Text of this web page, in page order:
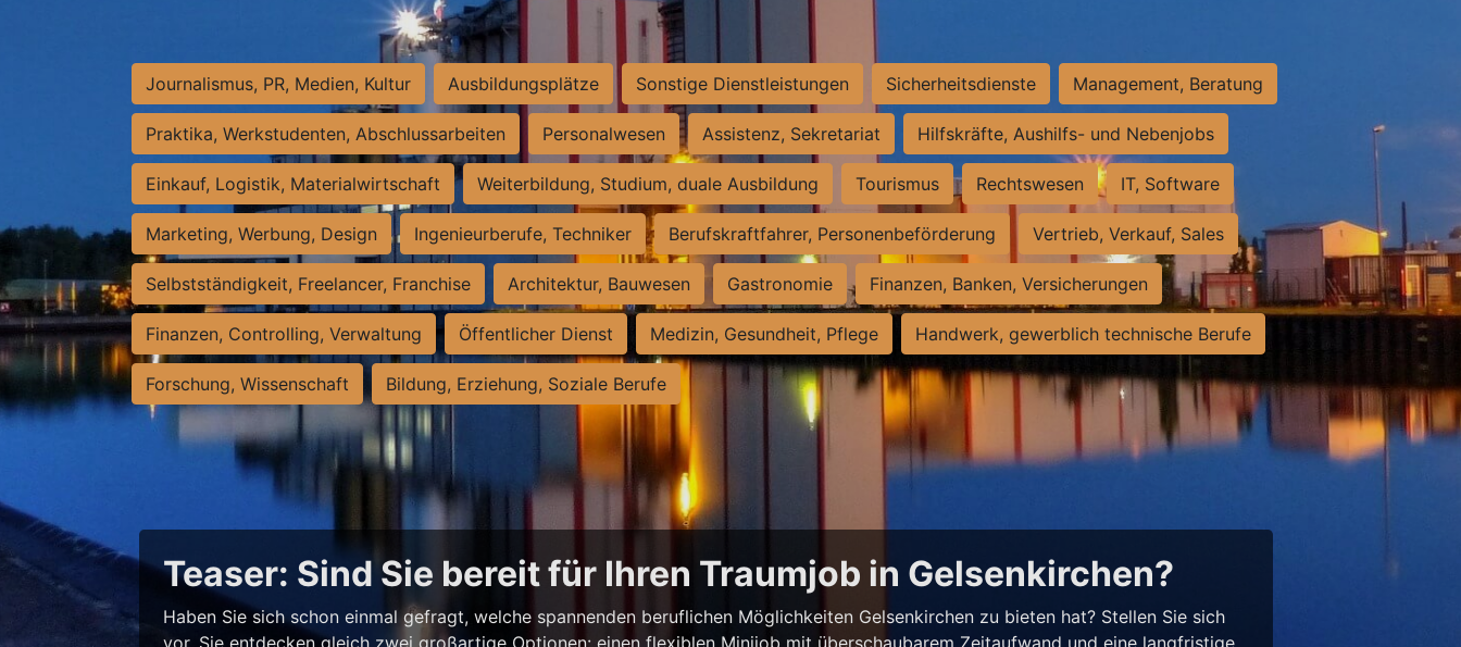
Journalismus, PR, Medien, Kultur Ausbildungsplätze Sonstige Dienstleistungen Sicherheitsdienste Management, Beratung
Praktika, Werkstudenten, Abschlussarbeiten Personalwesen Assistenz, Sekretariat Hilfskräfte, Aushilfs- und Nebenjobs
Einkauf, Logistik, Materialwirtschaft Weiterbildung, Studium, duale Ausbildung Tourismus Rechtswesen IT, Software
Marketing, Werbung, Design Ingenieurberufe, Techniker Berufskraftfahrer, Personenbeförderung Vertrieb, Verkauf, Sales
Selbstständigkeit, Freelancer, Franchise Architektur, Bauwesen Gastronomie Finanzen, Banken, Versicherungen
Finanzen, Controlling, Verwaltung Öffentlicher Dienst Medizin, Gesundheit, Pflege Handwerk, gewerblich technische Berufe
Forschung, Wissenschaft Bildung, Erziehung, Soziale Berufe
Teaser: Sind Sie bereit für Ihren Traumjob in Gelsenkirchen?
Haben Sie sich schon einmal gefragt, welche spannenden beruflichen Möglichkeiten Gelsenkirchen zu bieten hat? Stellen Sie sich